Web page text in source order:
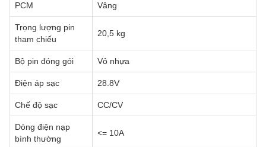
PCM Vâng
Trọng lượng pin
tham chiếu
20,5 kg
Bộ pin đóng gói Vỏ nhựa
Điện áp sạc 28.8V
Chế độ sạc CC/CV
Dòng điện nạp
bình thường
<= 10A